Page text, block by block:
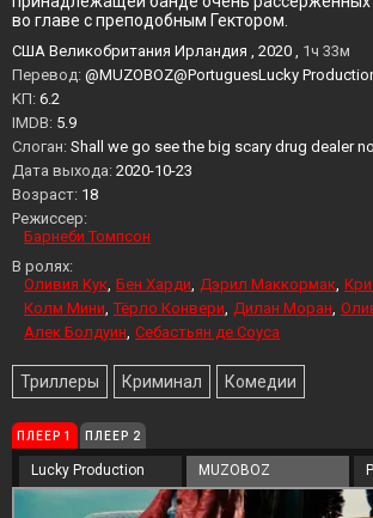
во главе с преподобным Гектором.
США Великобритания Ирландия , 2020 , 1ч 33м
Перевод: @MUZOBOZ@PortuguesLucky
KП: 6.2
IMDB: 5.9
Слоган: Shall we go see the big scary drug dealer
Дата выхода: 2020-10-23
Возраст: 18
Режиссер:
Барнеби Томпсон
В ролях:
Оливия Кук Бен Харди Дэрил Маккормак
Колм Мини Тёрло Конвери Дилан Моран
Алек Болдуин Себастьян де Соуса
Триллеры Криминал Комедии
ПЛЕЕР 1 ПЛЕЕР 2
Lucky Production MUZOBOZ